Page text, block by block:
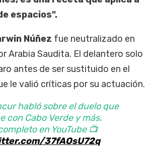
espacios".
Núñez fue neutralizado en
Arabia Saudita. El delantero solo
antes de ser sustituido en el
le ​valió críticas por su actuación.
habló sobre el duelo que
con Cabo Verde y más.
en YouTube 📺
37fAOsU72q